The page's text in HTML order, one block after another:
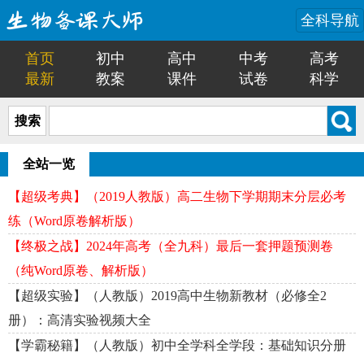
全科导航
首页 初中 高中 中考
高考
最新
教案 课件 试卷 科学
搜索
全站一览
【超级考典】（2019人教版）高二生物下学期期末分层必考
练（Word原卷解析版）
【终极之战】2024年高考（全九科）最后一套押题预测卷
（纯Word原卷、解析版）
【超级实验】（人教版）2019高中生物新教材（必修全2
册）：高清实验视频大全
【学霸秘籍】（人教版）初中全学科全学段：基础知识分册